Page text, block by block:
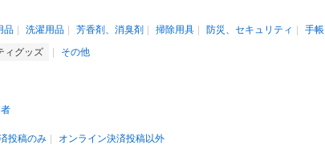
品 洗濯用品 芳香剤、消臭剤 掃除用具 防災、セキュリティ 手帳
ィグッズ その他
投稿のみ オンライン決済投稿以外